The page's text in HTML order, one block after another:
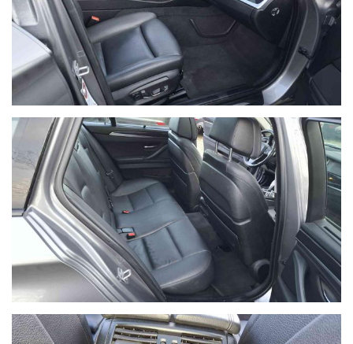
Invia
Queste informazioni non saranno condivise con terze parti